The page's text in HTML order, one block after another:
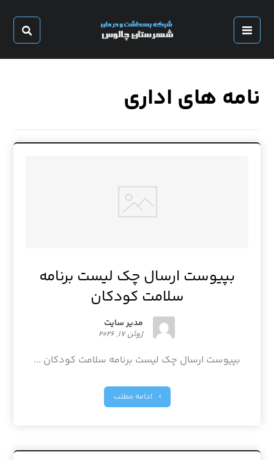
نامه های اداری
بپیوست ارسال چک لیست برنامه
سلامت کودکان
مدیر سایت
ژوئن ۱۷, ۲۰۲۶
بپیوست ارسال چک لیست برنامه سلامت کودکان ...
ادامه مطلب